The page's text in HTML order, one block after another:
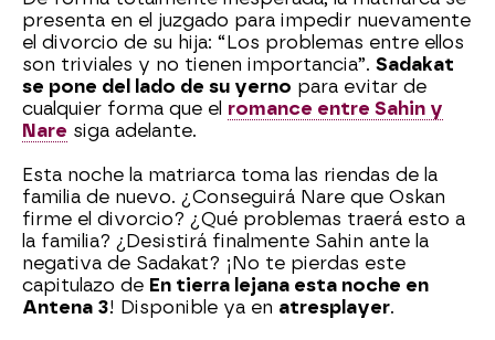
presenta en el juzgado para impedir nuevamente
el divorcio de su hija: “Los problemas entre ellos
son triviales y no tienen importancia”. Sadakat
se pone del lado de su yerno para evitar de
cualquier forma que el romance entre Sahin y
Nare siga adelante.
Esta noche la matriarca toma las riendas de la
familia de nuevo. ¿Conseguirá Nare que Oskan
firme el divorcio? ¿Qué problemas traerá esto a
la familia? ¿Desistirá finalmente Sahin ante la
negativa de Sadakat? ¡No te pierdas este
capitulazo de En tierra lejana esta noche en
Antena 3! Disponible ya en atresplayer.